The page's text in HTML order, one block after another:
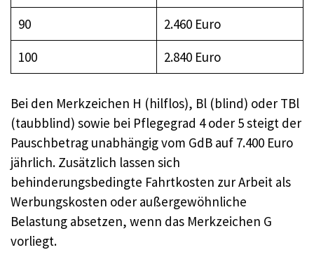
90
2.460 Euro
100
2.840 Euro
Bei den Merkzeichen H (hilflos), Bl (blind) oder TBl
(taubblind) sowie bei Pflegegrad 4 oder 5 steigt der
Pauschbetrag unabhängig vom GdB auf 7.400 Euro
jährlich. Zusätzlich lassen sich
behinderungsbedingte Fahrtkosten zur Arbeit als
Werbungskosten oder außergewöhnliche
Belastung absetzen, wenn das Merkzeichen G
vorliegt.